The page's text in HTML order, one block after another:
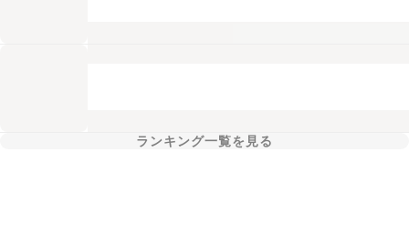
ランキング一覧を見る